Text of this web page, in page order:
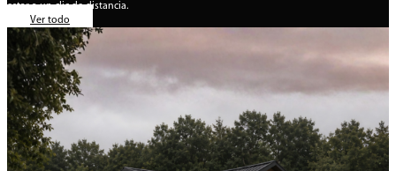
estar a un clic de distancia.
Ver todo